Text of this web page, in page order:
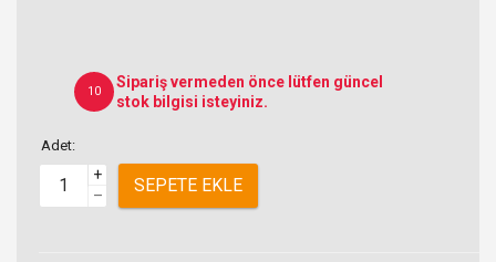
10
Sipariş vermeden önce lütfen güncel
stok bilgisi isteyiniz.
Adet:
+
–
SEPETE EKLE